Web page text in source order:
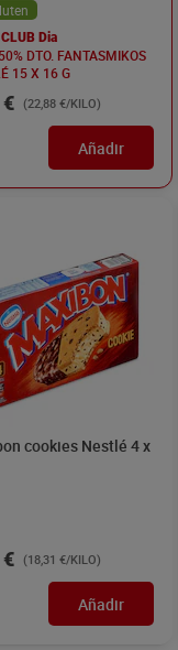
Dia
DTO. FANTASMIKOS
15 X 16 G
(22,88 €/KILO)
Añadir
cookies Nestlé 4 x
(18,31 €/KILO)
Añadir